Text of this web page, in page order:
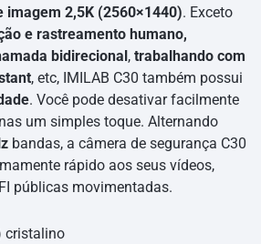
imagem 2,5K (2560×1440). Exceto
e rastreamento humano,
bidirecional , trabalhando com
, etc, IMILAB C30 também possui
. Você pode desativar facilmente
um simples toque. Alternando
bandas, a câmera de segurança C30
rápido aos seus vídeos,
públicas movimentadas.
cristalino